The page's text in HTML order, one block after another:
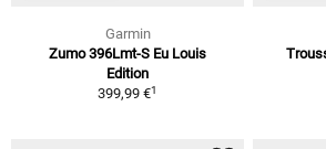
Garmin
Zumo 396Lmt-S Eu Louis
Edition
399,99 €1